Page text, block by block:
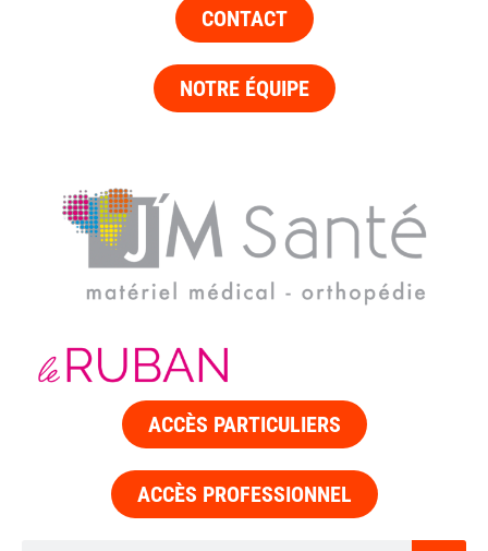
CONTACT
NOTRE ÉQUIPE
ACCÈS PARTICULIERS
ACCÈS PROFESSIONNEL